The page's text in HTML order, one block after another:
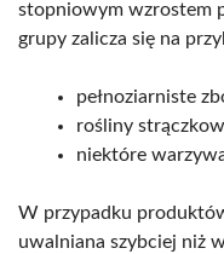
stopniowym wzrostem
grupy zalicza się na
pełnoziarniste
rośliny
niektóre
W przypadku
uwalniana szybciej niż